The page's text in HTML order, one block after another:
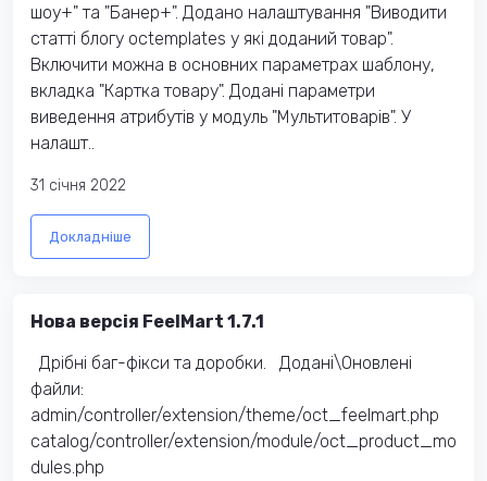
шоу+" та "Банер+". Додано налаштування "Виводити
статті блогу octemplates у які доданий товар".
Включити можна в основних параметрах шаблону,
вкладка "Картка товару". Додані параметри
виведення атрибутів у модуль "Мультитоварів". У
налашт..
31 cічня 2022
Докладніше
Нова версія FeelMart 1.7.1
Дрібні баг-фікси та доробки. Додані\Оновлені
файли:
admin/controller/extension/theme/oct_feelmart.php
catalog/controller/extension/module/oct_product_mo
dules.php